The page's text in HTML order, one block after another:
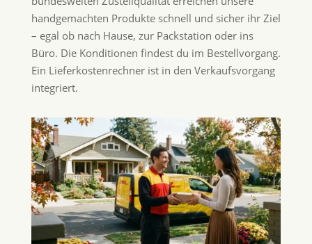
handgemachten Produkte schnell und sicher ihr Ziel
– egal ob nach Hause, zur Packstation oder ins
Büro. Die Konditionen findest du im Bestellvorgang.
Ein Lieferkostenrechner ist in den Verkaufsvorgang
integriert.